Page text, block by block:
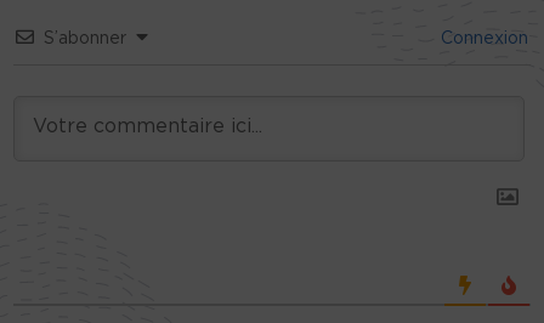
S’abonner Connexion